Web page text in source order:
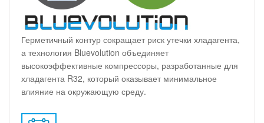
Герметичный контур сокращает риск утечки хладагента,
а технология Bluevolution объединяет
высокоэффективные компрессоры, разработанные для
хладагента R32, который оказывает минимальное
влияние на окружающую среду.